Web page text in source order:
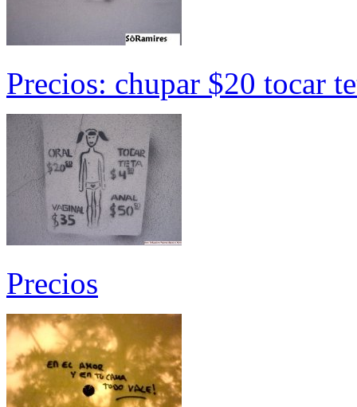
Precios: chupar $20 tocar
Precios